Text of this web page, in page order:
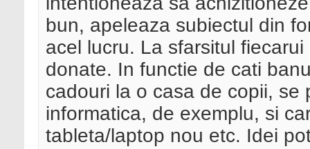
bun, apeleaza subiectul din
acel lucru. La sfarsitul
donate. In functie de cati
cadouri la o casa de copii,
informatica, de exemplu, si
tableta/laptop nou etc. Idei